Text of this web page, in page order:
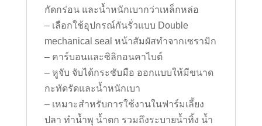
กัดกร่อน และน้ำหนักเบากว่าเหล็กหล่อ
– เลือกใช้อุปกรณ์กันรั่วแบบ Double
mechanical seal หน้าสัมผัสทำจากเซรามิก
– คาร์บอนและซิลิกอนคาไบต์
– หูจับ จับได้กระชับมือ ออกแบบให้มีขนาด
กะทัดรัดและน้ำหนักเบา
– เหมาะสำหรับการใช้งานในฟาร์มเลี้ยง
ปลา ทำน้ำพุ น้ำตก รวมถึงระบายน้ำทิ้ง น้ำ